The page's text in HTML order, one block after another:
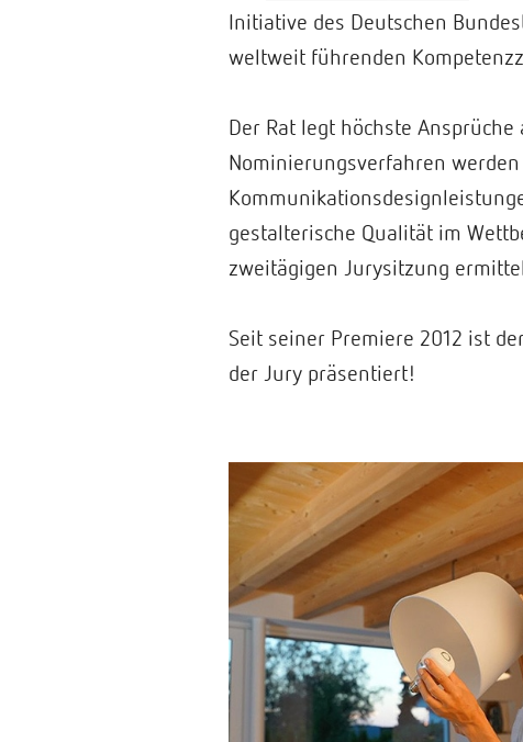
Initiative des Deutschen
weltweit führenden
Der Rat legt höchste
Nominierungsverfahren
gestalterische Qualität im
zweitägigen Jurysitzung
Seit seiner Premiere 2012 ist
der Jury präsentiert!